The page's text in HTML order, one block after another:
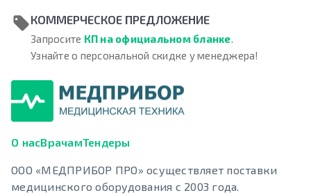
КОММЕРЧЕСКОЕ ПРЕДЛОЖЕНИЕ
Запросите КП на официальном бланке
Узнайте о персональной скидке у менеджера!
О насВрачамТендеры
ООО «МЕДПРИБОР ПРО» осуществляет поставки
медицинского оборудования с 2003 года.